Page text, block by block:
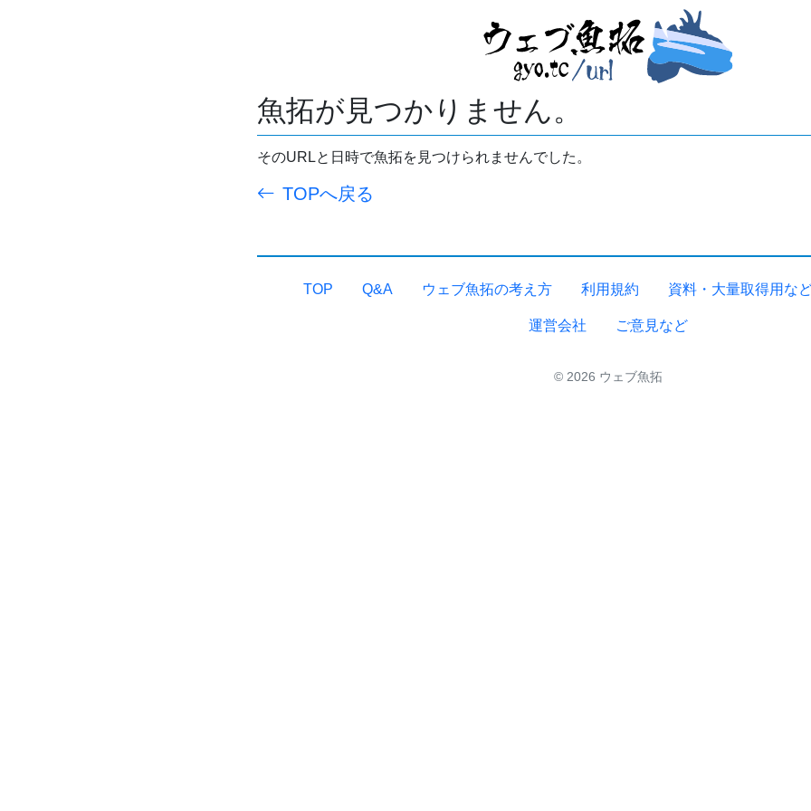
魚拓が見つかりません。
そのURLと日時で魚拓を見つけられませんでした。
TOPへ戻る
TOP Q&A ウェブ魚拓の考え方 利用規約 資料・大量取得用な
運営会社 ご意見など
© 2026 ウェブ魚拓